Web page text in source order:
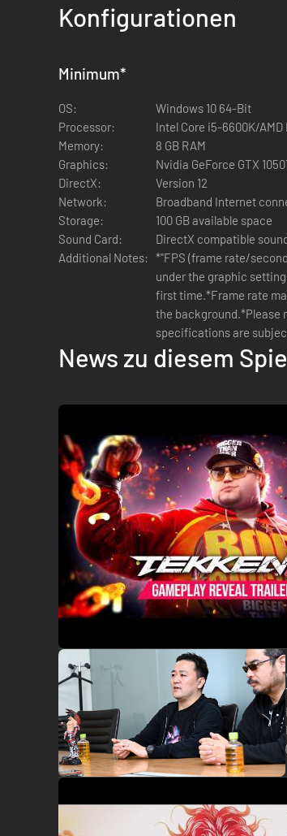
Konfigurationen
Minimum*
OS:
Windows 10 64-Bit
Processor:
Intel Core i5-6600K/AMD
Memory:
8 GB RAM
Graphics:
Nvidia GeForce GTX
DirectX:
Version 12
Network:
Broadband Internet
Storage:
100 GB available space
Sound Card:
DirectX compatible
Additional Notes: *"FPS (frame rate/
under the graphic
first time.*Frame rate
the background.*Please
specifications are
News zu diesem